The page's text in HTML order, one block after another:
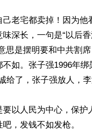
老宅都卖掉！因为
深长，一句是“以后
思是摆明要和中共割
如。张子强1996年
给了，张子强放人，李
以人民为中心，保护
，发钱不如发枪。